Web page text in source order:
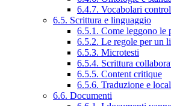
6.4.7. Vocabolari
6.5. Scrittura e linguaggio
6.5.1. Come leggono le
6.5.2. Le regole per un
6.5.3. Microtesti
6.5.4. Scrittura
6.5.5. Content critique
6.5.6. Traduzione e
6.6. Documenti